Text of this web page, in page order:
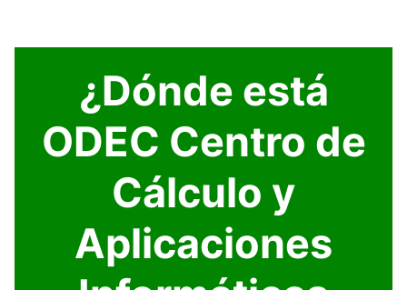
¿Dónde está
ODEC Centro de
Cálculo y
Aplicaciones